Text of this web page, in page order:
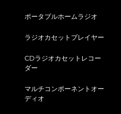
ポータブルホームラジオ
ラジオカセットプレイヤー
CDラジオカセットレコー
ダー
マルチコンポーネントオー
ディオ